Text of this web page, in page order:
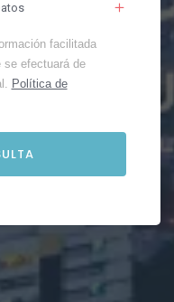
facilitada
se efectuará de
Política de